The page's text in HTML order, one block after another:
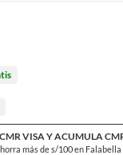
VISA Y ACUMULA
más de s/100 en Falabella